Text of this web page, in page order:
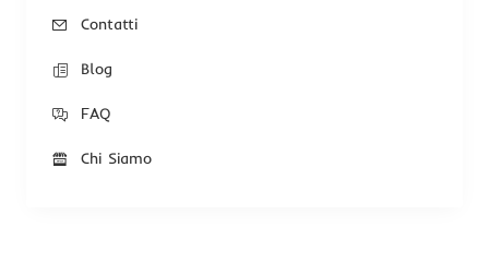
Contatti
Blog
FAQ
Chi Siamo